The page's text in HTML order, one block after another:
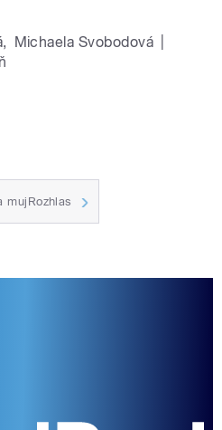
, Michaela Svobodová
mujRozhlas